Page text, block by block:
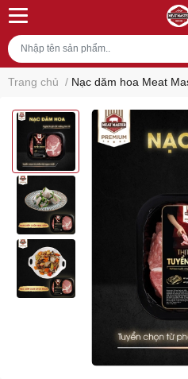
Trang chủ / Nạc dăm hoa Meat